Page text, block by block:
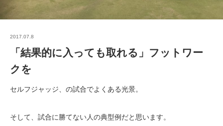
2017.07.8
「結果的に入っても取れる」フットワー
クを
セルフジャッジ、の試合でよくある光景。
そして、試合に勝てない人の典型例だと思います。